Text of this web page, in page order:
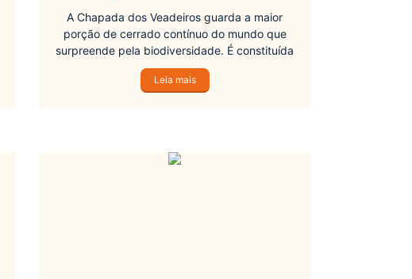
A Chapada dos Veadeiros guarda a maior
porção de cerrado contínuo do mundo que
surpreende pela biodiversidade. É constituída
de áreas aplainadas, montanhas e vales com
rica flora e fauna.
Leia mais